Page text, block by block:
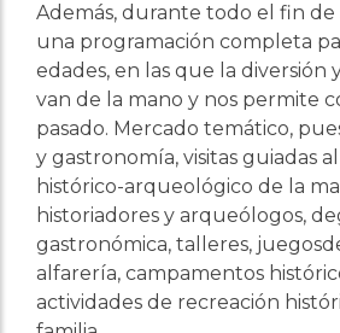
Además, durante todo el fin de
una programación completa
edades, en las que la diversión
van de la mano y nos permite
pasado. Mercado temático,
y gastronomía, visitas guiadas
histórico-arqueológico de la
historiadores y arqueólogos,
gastronómica, talleres,
alfarería, campamentos
actividades de recreación